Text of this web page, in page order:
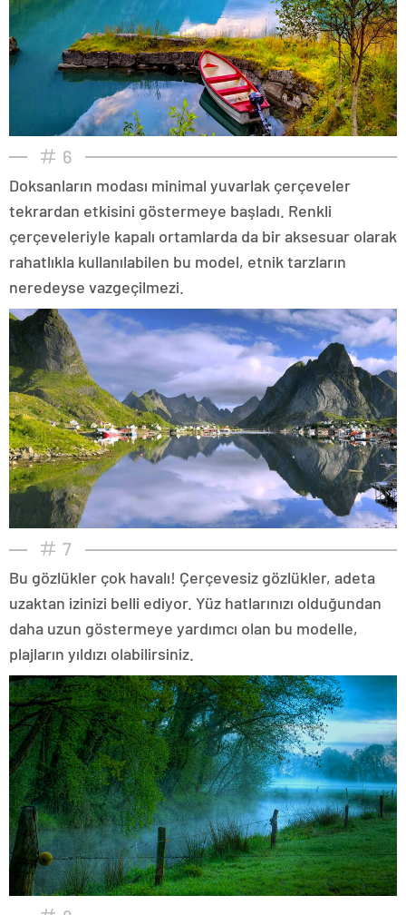
6
Doksanların modası minimal yuvarlak çerçeveler
tekrardan etkisini göstermeye başladı. Renkli
çerçeveleriyle kapalı ortamlarda da bir aksesuar olarak
rahatlıkla kullanılabilen bu model, etnik tarzların
neredeyse vazgeçilmezi.
7
Bu gözlükler çok havalı! Çerçevesiz gözlükler, adeta
uzaktan izinizi belli ediyor. Yüz hatlarınızı olduğundan
daha uzun göstermeye yardımcı olan bu modelle,
plajların yıldızı olabilirsiniz.